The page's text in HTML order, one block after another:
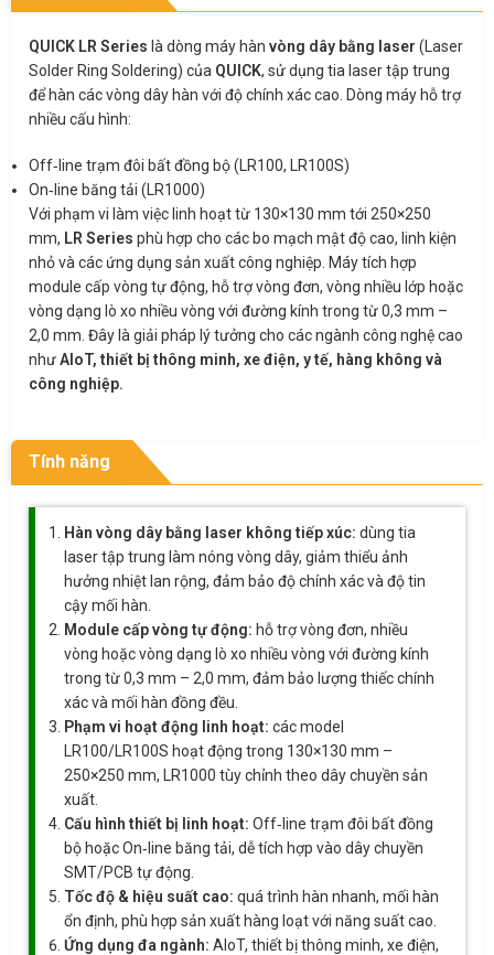
QUICK LR Series là dòng máy hàn vòng dây bằng laser (Laser
Solder Ring Soldering) của QUICK, sử dụng tia laser tập trung
để hàn các vòng dây hàn với độ chính xác cao. Dòng máy hỗ trợ
nhiều cấu hình:
Off‑line trạm đôi bất đồng bộ (LR100, LR100S)
On‑line băng tải (LR1000)
Với phạm vi làm việc linh hoạt từ 130×130 mm tới 250×250
mm, LR Series phù hợp cho các bo mạch mật độ cao, linh kiện
nhỏ và các ứng dụng sản xuất công nghiệp. Máy tích hợp
module cấp vòng tự động, hỗ trợ vòng đơn, vòng nhiều lớp hoặc
vòng dạng lò xo nhiều vòng với đường kính trong từ 0,3 mm –
2,0 mm. Đây là giải pháp lý tưởng cho các ngành công nghệ cao
nhưAIoT, thiết bị thông minh, xe điện, y tế, hàng không và
công nghiệp.
Tính năng
Hàn vòng dây bằng laser không tiếp xúc: dùng tia
laser tập trung làm nóng vòng dây, giảm thiểu ảnh
hưởng nhiệt lan rộng, đảm bảo độ chính xác và độ tin
cậy mối hàn.
Module cấp vòng tự động: hỗ trợ vòng đơn, nhiều
vòng hoặc vòng dạng lò xo nhiều vòng với đường kính
trong từ 0,3 mm – 2,0 mm, đảm bảo lượng thiếc chính
xác và mối hàn đồng đều.
Phạm vi hoạt động linh hoạt: các model
LR100/LR100S hoạt động trong 130×130 mm –
250×250 mm, LR1000 tùy chỉnh theo dây chuyền sản
xuất.
Cấu hình thiết bị linh hoạt: Off‑line trạm đôi bất đồng
bộ hoặc On‑line băng tải, dễ tích hợp vào dây chuyền
SMT/PCB tự động.
Tốc độ & hiệu suất cao: quá trình hàn nhanh, mối hàn
ổn định, phù hợp sản xuất hàng loạt với năng suất cao.
Ứng dụng đa ngành: AIoT, thiết bị thông minh, xe điện,